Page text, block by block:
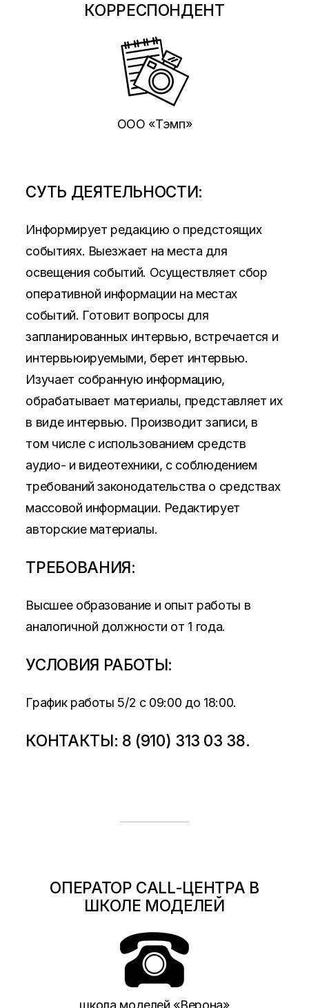
КОРРЕСПОНДЕНТ
ООО «Тэмп»
СУТЬ ДЕЯТЕЛЬНОСТИ:
Информирует редакцию о предстоящих
событиях. Выезжает на места для
освещения событий. Осуществляет сбор
оперативной информации на местах
событий. Готовит вопросы для
запланированных интервью, встречается и
интервьюируемыми, берет интервью.
Изучает собранную информацию,
обрабатывает материалы, представляет их
в виде интервью. Производит записи, в
том числе с использованием средств
аудио- и видеотехники, с соблюдением
требований законодательства о средствах
массовой информации. Редактирует
авторские материалы.
ТРЕБОВАНИЯ:
Высшее образование и опыт работы в
аналогичной должности от 1 года.
УСЛОВИЯ РАБОТЫ:
График работы 5/2 c 09:00 до 18:00.
КОНТАКТЫ: 8 (910) 313 03 38.
ОПЕРАТОР CALL-ЦЕНТРА В
ШКОЛЕ МОДЕЛЕЙ
школа моделей «Верона»